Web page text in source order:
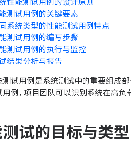
性能测试用例的设计原则
测试用例的关键要素
系统类型的性能测试用例特点
测试用例的编写步骤
测试用例的执行与监控
结果分析与报告
测试用例是系统测试中的重要组成
用例，项目团队可以识别系统在高负
试的目标与类型